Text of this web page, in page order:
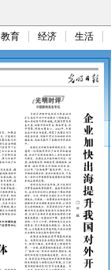
教育 经济 生活